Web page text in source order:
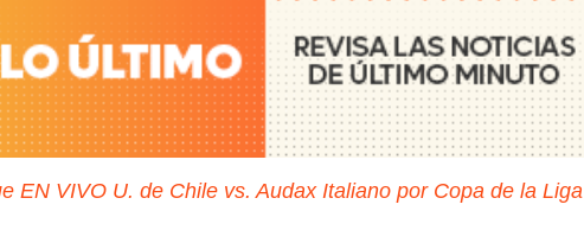
EN VIVO U. de Chile vs. Audax Italiano por Copa de la Liga